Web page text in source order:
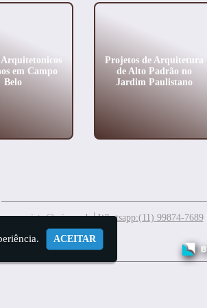
em Campo
Belo
Projetos de Arquitetura
de Alto Padrão no
Jardim Paulistano
meuprojeto@mis.arq.br Whatsapp:(11) 99874-7689
ACEITAR